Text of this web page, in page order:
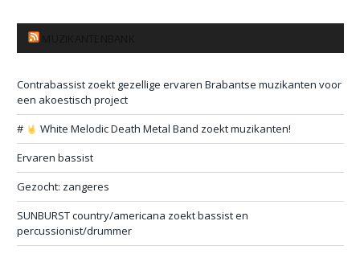
Contrabassist zoekt gezellige ervaren Brabantse muzikanten voor
een akoestisch project
#
White Melodic Death Metal Band zoekt muzikanten!
Ervaren bassist
Gezocht: zangeres
SUNBURST country/americana zoekt bassist en
percussionist/drummer